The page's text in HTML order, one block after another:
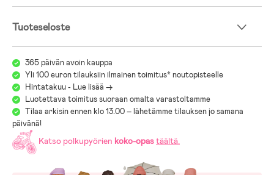
- Suunniteltu ja testattu käytettäväksi kuuteen ikävuoteen tai 22
Tuoteseloste
365 päivän avoin kauppa
Yli 100 euron tilauksiin ilmainen toimitus* noutopisteelle
Hintatakuu - Lue lisää ->
Luotettava toimitus suoraan omalta varastoltamme
Tilaa arkisin ennen klo 13.00 – lähetämme tilauksen jo samana
päivänä!
Katso polkupyörien koko-opastäältä.